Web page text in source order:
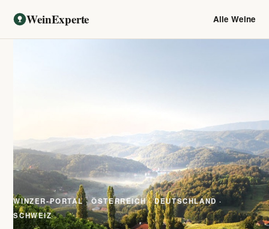
WeinExperte Alle Weine
WINZER-PORTAL · ÖSTERREICH · DEUTSCHLAND ·
SCHWEIZ